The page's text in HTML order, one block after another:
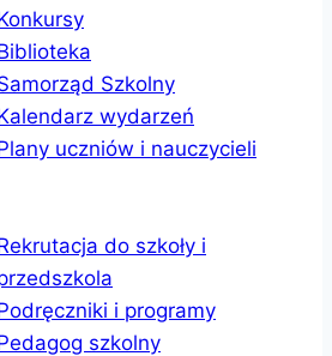
Szkolny
wydarzeń
uczniów i nauczycieli
do szkoły i
i programy
szkolny